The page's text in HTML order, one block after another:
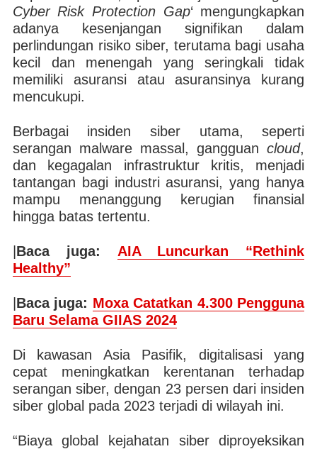
Cyber Risk Protection Gap‘ mengungkapkan
adanya kesenjangan signifikan dalam
perlindungan risiko siber, terutama bagi usaha
kecil dan menengah yang seringkali tidak
memiliki asuransi atau asuransinya kurang
mencukupi.
Berbagai insiden siber utama, seperti
serangan malware massal, gangguancloud,
dan kegagalan infrastruktur kritis, menjadi
tantangan bagi industri asuransi, yang hanya
mampu menanggung kerugian finansial
hingga batas tertentu.
Baca juga: AIA Luncurkan “Rethink
Healthy”
Baca juga: Moxa Catatkan 4.300 Pengguna
Baru Selama GIIAS 2024
Di kawasan Asia Pasifik, digitalisasi yang
cepat meningkatkan kerentanan terhadap
serangan siber, dengan 23 persen dari insiden
siber global pada 2023 terjadi di wilayah ini.
“Biaya global kejahatan siber diproyeksikan